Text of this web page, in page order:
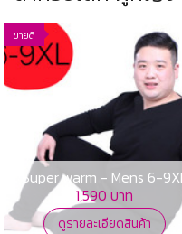
ขายดี
Super warm - Mens 6-
ลองจอนไซส์ใหญ่พิเศษแบบติด
1,590 บาท
ดูรายละเอียดสินค้า